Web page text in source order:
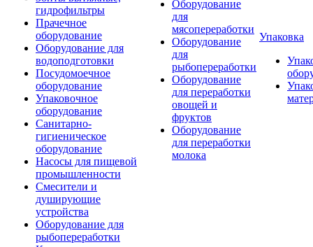
гидрофильтры
Прачечное
оборудование
Оборудование для
водоподготовки
Посудомоечное
оборудование
Упаковочное
оборудование
Санитарно-
гигиеническое
оборудование
Насосы для пищевой
промышленности
Смесители и
душирующие
устройства
Оборудование для
рыбопереработки
Оборудование
для
мясопереработки
Оборудование
для
рыбопереработки
Оборудование
для переработки
овощей и
фруктов
Оборудование
для переработки
молока
Упаковка